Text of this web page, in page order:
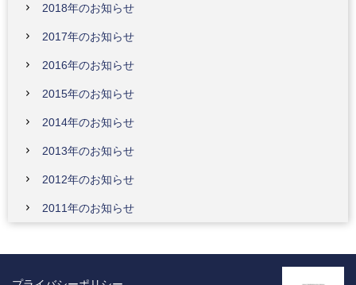
2018年のお知らせ
2017年のお知らせ
2016年のお知らせ
2015年のお知らせ
2014年のお知らせ
2013年のお知らせ
2012年のお知らせ
2011年のお知らせ